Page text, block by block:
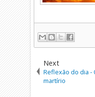
Next
Reflexão do dia -
martírio